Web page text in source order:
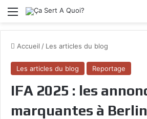
Menu
Accueil / Les articles du blog
Les articles du blog Reportage
IFA 2025 : les
marquantes à Berlin